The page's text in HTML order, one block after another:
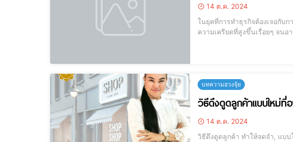
14 ต.ค. 2024
ในยุคที่การทำธุรกิจต้องเจอกับ
ความเครียดที่สูงขึ้นเรื่อยๆ จนอ
บทความฮวงจุ้ย
วิธีดึงดูดลูกค้าแบบใหม่ที่
14 ต.ค. 2024
วิธีดึงดูดลูกค้า ทำให้จดจำ, แบบใหม่ที่อาจารย์แน